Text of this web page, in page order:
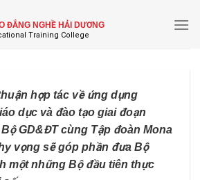
ĐẲNG NGHỀ HẢI DƯƠNG
hợp tác về ứng dụng
dục và đào tạo giai đoạn
GD&ĐT cùng Tập đoàn Mona
vọng sẽ góp phần đưa Bộ
một những Bộ đầu tiên thực